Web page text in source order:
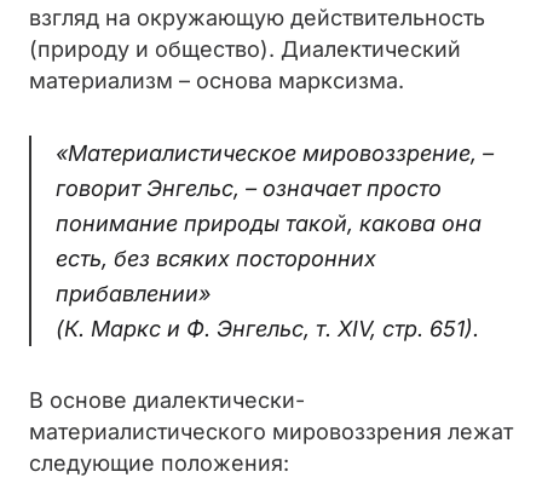
взгляд на окружающую действительность
(природу и общество). Диалектический
материализм – основа марксизма.
«Материалистическое мировоззрение, –
говорит Энгельс, – означает просто
понимание природы такой, какова она
есть, без всяких посторонних
прибавлении»
(К. Маркс и Ф. Энгельс, т. XIV, стр. 651).
В основе диалектически-
материалистического мировоззрения лежат
следующие положения: